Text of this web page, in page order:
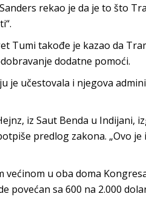
rekao je da je to što
Tumi takođe je kazao da
dodatne pomoći.
je učestovala i njegova
iz Saut Benda u Indijani,
predlog zakona. „Ovo je
u oba doma
povećan sa 600 na 2.000